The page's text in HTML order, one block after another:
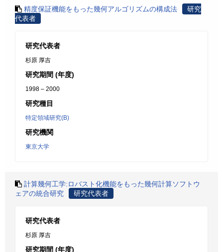
精度保証機能をもった幾何アルゴリズムの構成法
研究
代表者
研究代表者
杉原 厚吉
研究期間 (年度)
1998 – 2000
研究種目
特定領域研究(B)
研究機関
東京大学
計算幾何工学:ロバスト化機能をもった幾何計算ソフトウ
ェアの統合研究
研究代表者
研究代表者
杉原 厚吉
研究期間 (年度)